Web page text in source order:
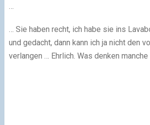
… Sie haben recht, ich habe sie ins
und gedacht, dann kann ich ja nicht den
verlangen … Ehrlich. Was denken